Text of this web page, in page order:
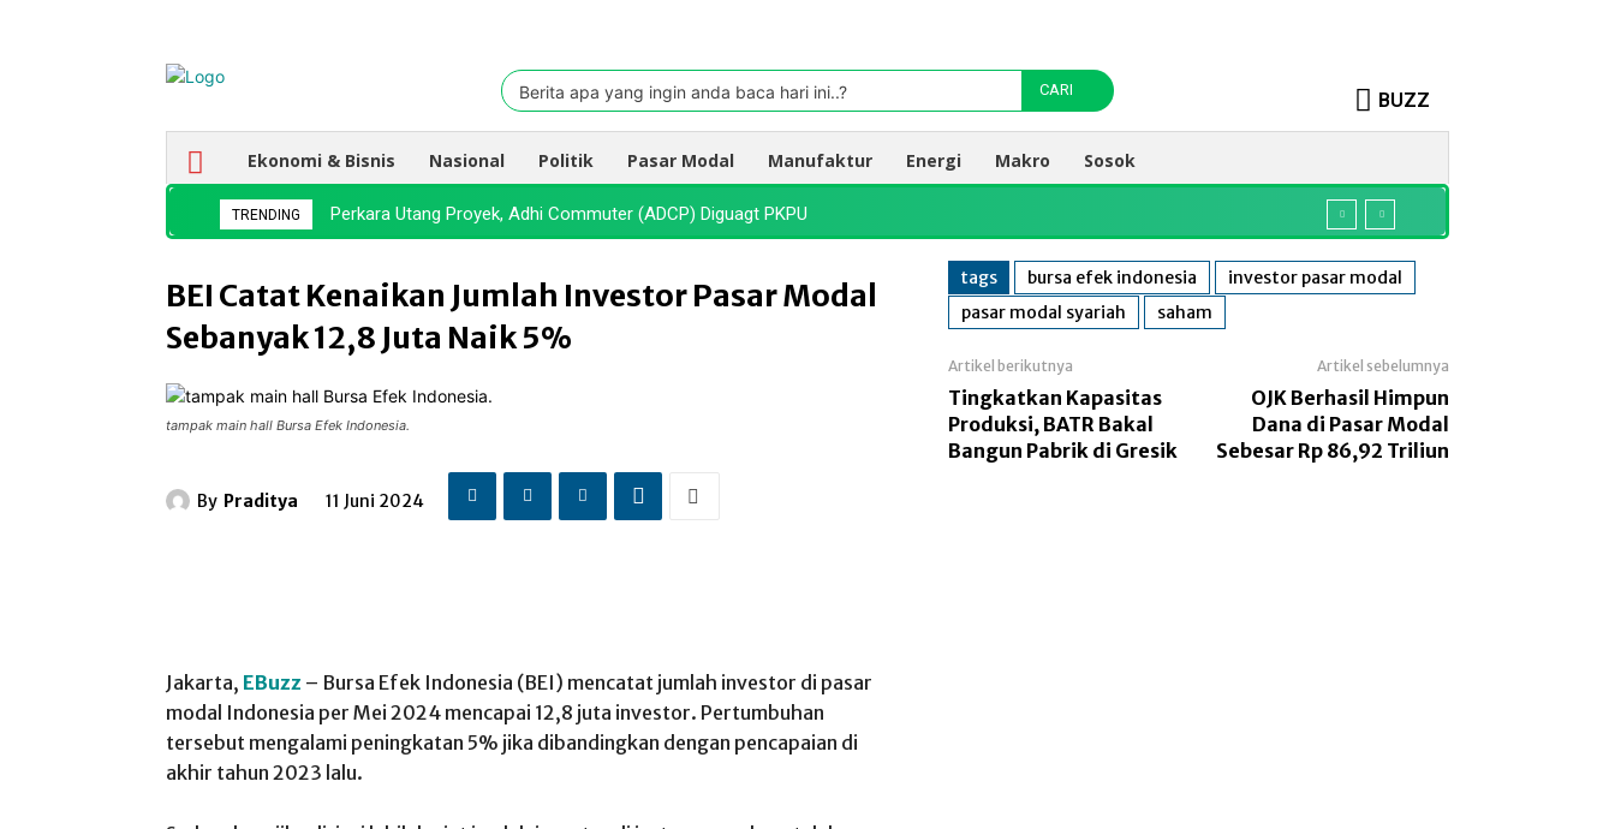
Pasaroleh TradingView
Berita apa yang ingin anda baca hari ini..? CARI BUZZ
Ekonomi & Bisnis Nasional Politik Pasar Modal Manufaktur Energi Makro Sosok
TRENDING Perkara Utang Proyek, Adhi Commuter (ADCP) Diguagt PKPU
BEI Catat Kenaikan Jumlah Investor Pasar Modal
Sebanyak 12,8 Juta Naik 5%
tampak main hall Bursa Efek Indonesia.
By Praditya 11 Juni 2024
Jakarta, EBuzz – Bursa Efek Indonesia (BEI) mencatat jumlah investor di pasar
modal Indonesia per Mei 2024 mencapai 12,8 juta investor. Pertumbuhan
tersebut mengalami peningkatan 5% jika dibandingkan dengan pencapaian di
akhir tahun 2023 lalu.
tags bursa efek indonesia
investor pasar modal
pasar modal syariah
saham
Artikel berikutnya
Tingkatkan Kapasitas
Produksi, BATR Bakal
Bangun Pabrik di Gresik
Artikel sebelumnya
OJK Berhasil Himpun
Dana di Pasar Modal
Sebesar Rp 86,92 Triliun